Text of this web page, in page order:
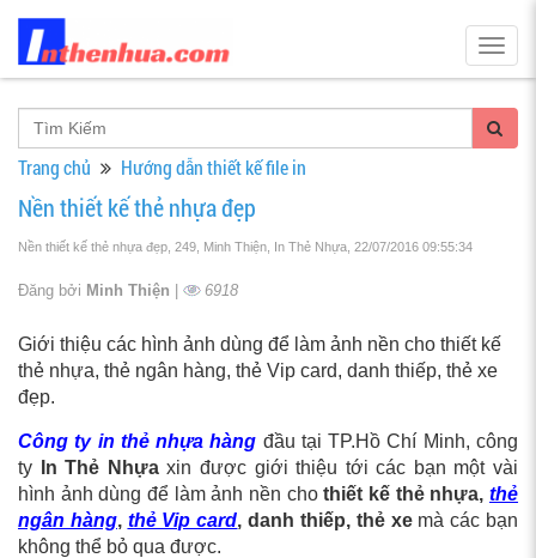
Trang chủ Hướng dẫn thiết kế file in
Nền thiết kế thẻ nhựa đẹp
Nền thiết kế thẻ nhựa đẹp, 249, Minh Thiện, In Thẻ Nhựa , 22/07/2016 09:55:34
Đăng bởi Minh Thiện | 6918
Giới thiệu các hình ảnh dùng để làm ảnh nền cho thiết kế
thẻ nhựa, thẻ ngân hàng, thẻ Vip card, danh thiếp, thẻ xe
đẹp.
Công ty in thẻ nhựa hàng đầu tại TP.Hồ Chí Minh, công
ty
In Thẻ Nhựaxin được giới thiệu tới các bạn một vài
hình ảnh dùng để làm ảnh nền chothiết kế thẻ nhựa,thẻ
ngân hàng, thẻ Vip card, danh thiếp, thẻ xemà các bạn
không thể bỏ qua được.